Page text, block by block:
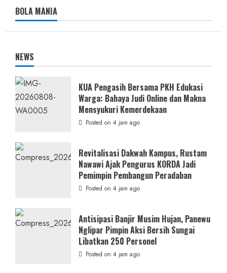
BOLA MANIA
NEWS
KUA Pengasih Bersama PKH Edukasi
Warga: Bahaya Judi Online dan Makna
Mensyukuri Kemerdekaan
Posted on 4 jam ago
Revitalisasi Dakwah Kampus, Rustam
Nawawi Ajak Pengurus KORDA Jadi
Pemimpin Pembangun Peradaban
Posted on 4 jam ago
Antisipasi Banjir Musim Hujan, Panewu
Nglipar Pimpin Aksi Bersih Sungai
Libatkan 250 Personel
Posted on 4 jam ago